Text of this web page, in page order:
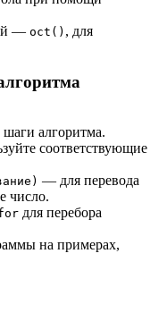
— oct() , для
шаги алгоритма.
соответствующие
— для перевода
число.
для перебора
на примерах,